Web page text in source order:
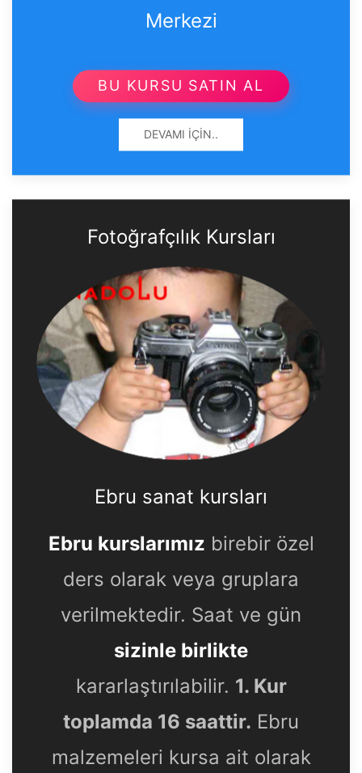
Merkezi
BU KURSU SATIN AL
DEVAMI İÇIN..
Fotoğrafçılık Kursları
Ebru sanat kursları
Ebru kurslarımız birebir özel
ders olarak veya gruplara
verilmektedir. Saat ve gün
sizinle birlikte
kararlaştırılabilir. 1. Kur
toplamda 16 saattir. Ebru
malzemeleri kursa ait olarak